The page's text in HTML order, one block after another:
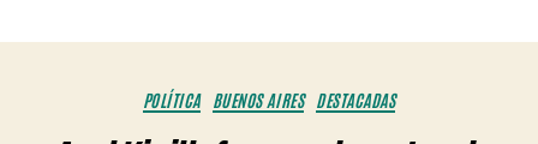
Categorías
POLÍTICA BUENOS AIRES DESTACADAS